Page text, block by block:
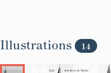
Illustrations 14